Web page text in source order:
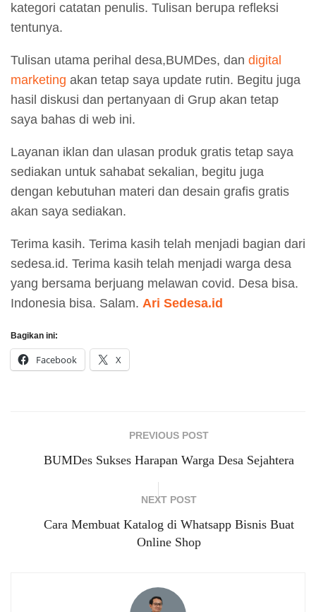
kategori catatan penulis. Tulisan berupa refleksi
tentunya.
Tulisan utama perihal desa,BUMDes, dan digital
marketing akan tetap saya update rutin. Begitu juga
hasil diskusi dan pertanyaan di Grup akan tetap
saya bahas di web ini.
Layanan iklan dan ulasan produk gratis tetap saya
sediakan untuk sahabat sekalian, begitu juga
dengan kebutuhan materi dan desain grafis gratis
akan saya sediakan.
Terima kasih. Terima kasih telah menjadi bagian dari
sedesa.id. Terima kasih telah menjadi warga desa
yang bersama berjuang melawan covid. Desa bisa.
Indonesia bisa. Salam. Ari Sedesa.id
Bagikan ini:
Facebook X
PREVIOUS POST
BUMDes Sukses Harapan Warga Desa Sejahtera
NEXT POST
Cara Membuat Katalog di Whatsapp Bisnis Buat
Online Shop